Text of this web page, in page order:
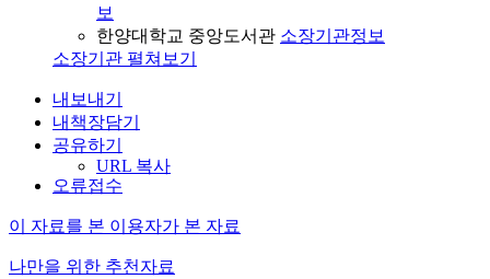
보
한양대학교 중앙도서관 소장기관정보
소장기관 펼쳐보기
내보내기
내책장담기
공유하기
URL 복사
오류접수
이 자료를 본 이용자가 본 자료
나만을 위한 추천자료